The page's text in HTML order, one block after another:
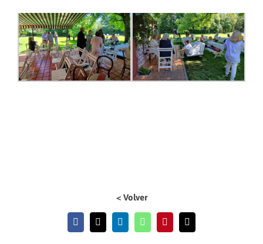
< Volver
Facebook
X LinkedInWhatsAppPinterestEmail